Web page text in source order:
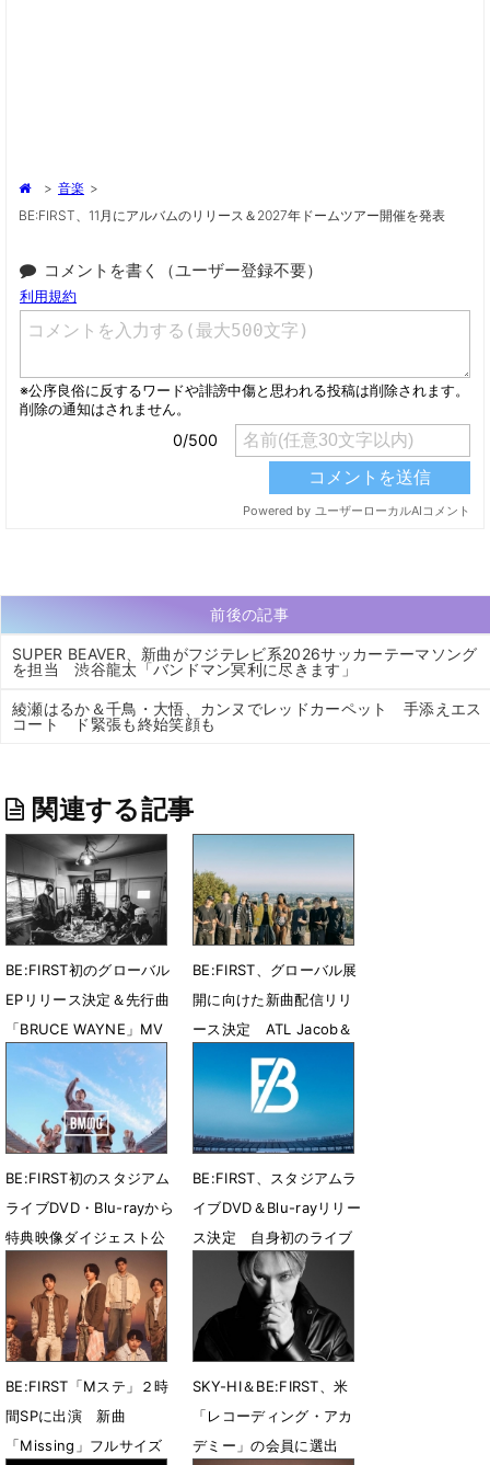
> 音楽 >
BE:FIRST、11月にアルバムのリリース＆2027年ドームツアー開催を発表
コメントを書く（ユーザー登録不要）
前後の記事
SUPER BEAVER、新曲がフジテレビ系2026サッカーテーマソング
を担当 渋谷龍太「バンドマン冥利に尽きます」
綾瀬はるか＆千鳥・大悟、カンヌでレッドカーペット 手添えエス
コート ド緊張も終始笑顔も
関連する記事
BE:FIRST初のグローバル
EPリリース決定＆先行曲
「BRUCE WAYNE」MV
7月31日 23時27分
BE:FIRST、グローバル展
開に向けた新曲配信リリ
ース決定 ATL Jacob＆
Flo Milliとコラボ
7月28日 08時00分
BE:FIRST初のスタジアム
ライブDVD・Blu-rayから
特典映像ダイジェスト公
7月26日 12時42分
BE:FIRST、スタジアムラ
イブDVD＆Blu-rayリリー
ス決定 自身初のライブ
音源CDも収録
7月21日 13時56分
BE:FIRST「Mステ」２時
間SPに出演 新曲
「Missing」フルサイズ
SKY-HI＆BE:FIRST、米
「レコーディング・アカ
デミー」の会員に選出